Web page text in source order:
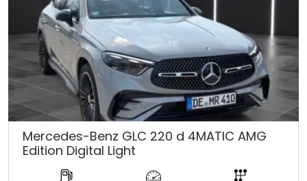
Mercedes-Benz GLC 220 d 4MATIC AMG
Edition Digital Light